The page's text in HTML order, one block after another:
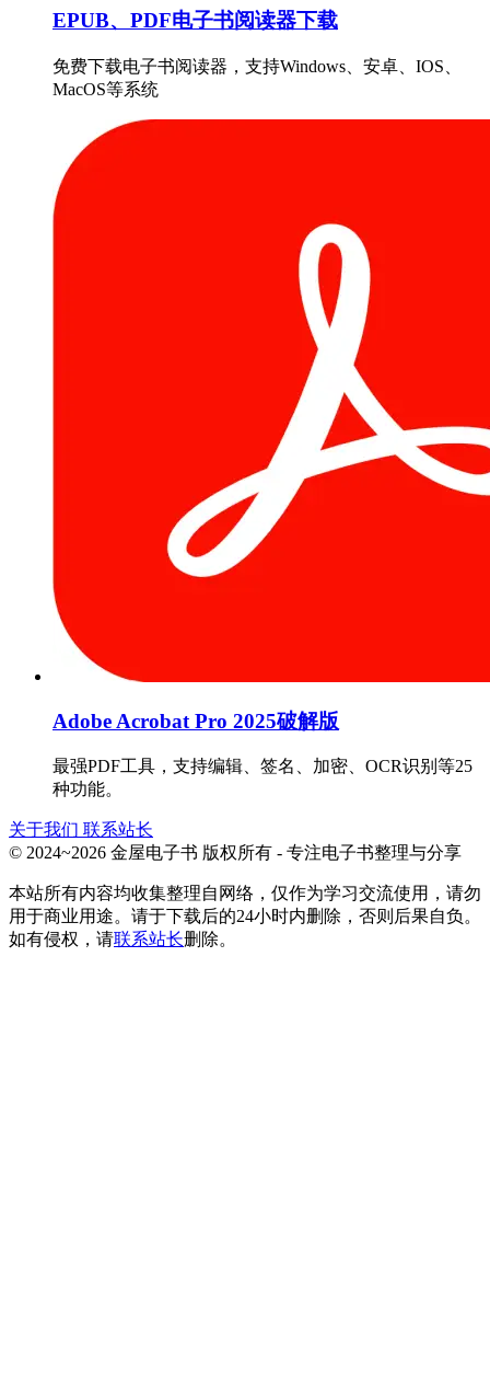
EPUB、PDF电子书阅读器下载
免费下载电子书阅读器，支持Windows、安卓、IOS、
MacOS等系统
Adobe Acrobat Pro 2025破解版
最强PDF工具，支持编辑、签名、加密、OCR识别等25
种功能。
关于我们 联系站长
© 2024~2026 金屋电子书 版权所有 - 专注电子书整理与分享
本站所有内容均收集整理自网络，仅作为学习交流使用，请勿
用于商业用途。请于下载后的24小时内删除，否则后果自负。
如有侵权，请联系站长删除。